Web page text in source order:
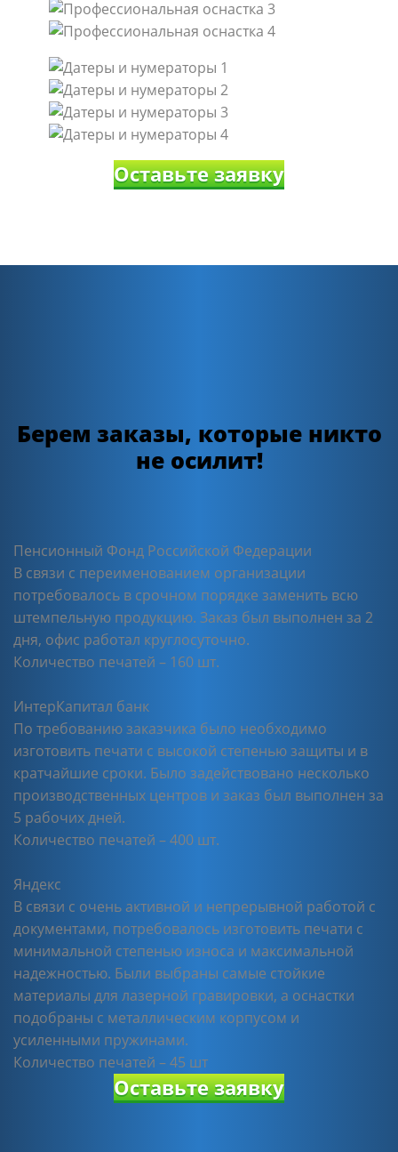
Оставьте заявку
Берем заказы, которые никто
не осилит!
Пенсионный Фонд Российской Федерации
В связи с переименованием организации
потребовалось в срочном порядке заменить всю
штемпельную продукцию. Заказ был выполнен за 2
дня, офис работал круглосуточно.
Количество печатей – 160 шт.
ИнтерКапитал банк
По требованию заказчика было необходимо
изготовить печати с высокой степенью защиты и в
кратчайшие сроки. Было задействовано несколько
производственных центров и заказ был выполнен за
5 рабочих дней.
Количество печатей – 400 шт.
Яндекс
В связи с очень активной и непрерывной работой с
документами, потребовалось изготовить печати с
минимальной степенью износа и максимальной
надежностью. Были выбраны самые стойкие
материалы для лазерной гравировки, а оснастки
подобраны с металлическим корпусом и
усиленными пружинами.
Количество печатей – 45 шт
Оставьте заявку